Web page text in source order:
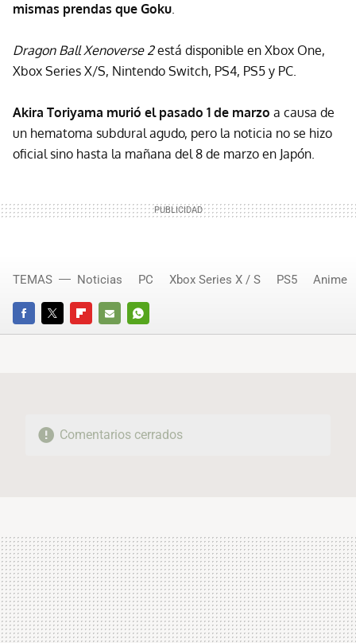
mismas prendas que Goku.
Dragon Ball Xenoverse 2está disponible en Xbox One,
Xbox Series X/S, Nintendo Switch, PS4, PS5 y PC.
Akira Toriyama murió el pasado 1 de marzo a causa de
un hematoma subdural agudo, pero la noticia no se hizo
oficial sino hasta la mañana del 8 de marzo en Japón.
FACEBOOKTWITTERFLIPBOARD
E-
WHATSAPP
TEMAS Noticias PC Xbox Series X / S PS5 Anime
Comentarios cerrados